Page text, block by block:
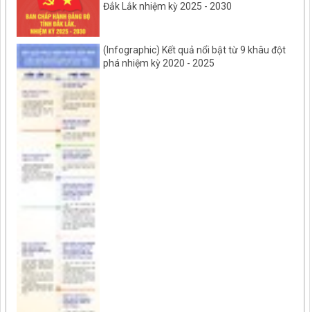
Đắk Lắk nhiệm kỳ 2025 - 2030
(Infographic) Kết quả nổi bật từ 9 khâu đột
phá nhiệm kỳ 2020 - 2025